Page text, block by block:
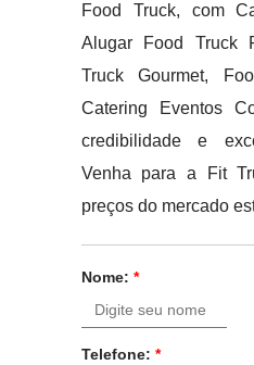
Food Truck, com
Alugar Food Truck
Truck Gourmet,
Catering Eventos
credibilidade e
Venha para a Fit
preços do mercado
Nome: *
Telefone: *